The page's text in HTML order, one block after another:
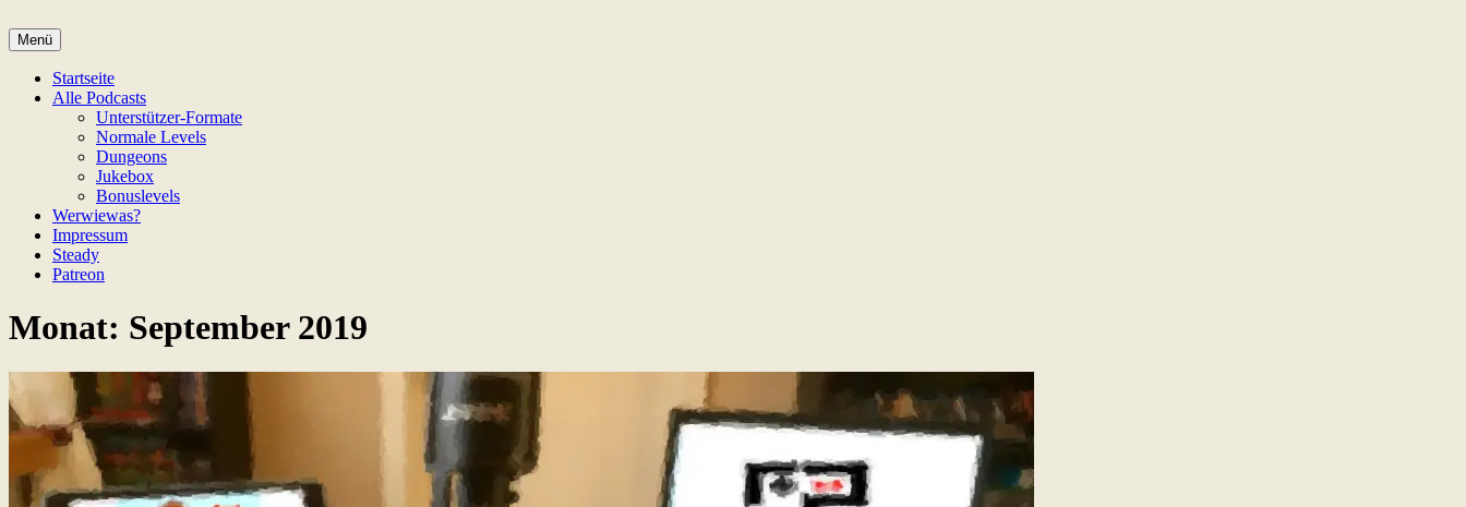
Inhalt
springen
Game Not Over
Menü
Startseite
Alle Podcasts
Unterstützer-Formate
Normale Levels
Dungeons
Jukebox
Bonuslevels
Werwiewas?
Impressum
Steady
Patreon
Monat: September 2019